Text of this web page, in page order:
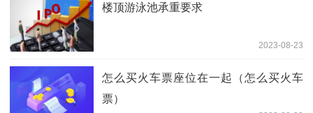
楼顶游泳池承重要求
2023-08-23
怎么买火车票座位在一起（怎么买火车
票）